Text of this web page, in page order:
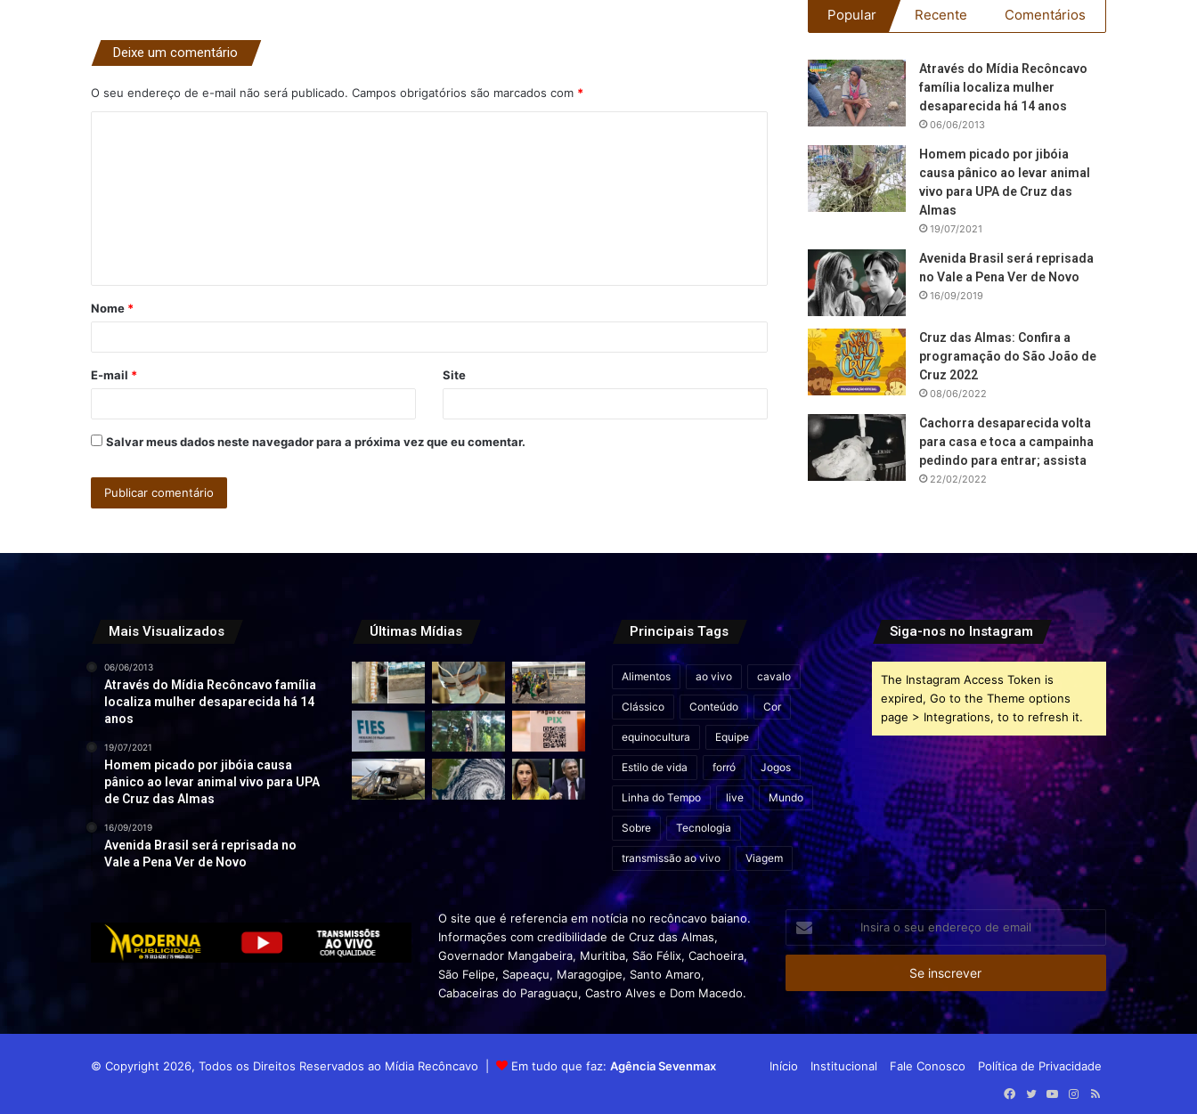
Deixe um comentário
O seu endereço de e-mail não será publicado. Campos obrigatórios são marcados com *
á
r
*
Nome *
E-mail * Site
Salvar meus dados neste navegador para a próxima vez que eu comentar.
Popular Recente Comentários
Através do Mídia Recôncavo
família localiza mulher
desaparecida há 14 anos
06/06/2013
Homem picado por jibóia
causa pânico ao levar animal
vivo para UPA de Cruz das
Almas
19/07/2021
Avenida Brasil será reprisada
no Vale a Pena Ver de Novo
16/09/2019
Cruz das Almas: Confira a
programação do São João de
Cruz 2022
08/06/2022
Cachorra desaparecida volta
para casa e toca a campainha
pedindo para entrar; assista
22/02/2022
Mais Visualizados
06/06/2013
Através do Mídia Recôncavo família
localiza mulher desaparecida há 14
anos
19/07/2021
Homem picado por jibóia causa
pânico ao levar animal vivo para UPA
de Cruz das Almas
16/09/2019
Avenida Brasil será reprisada no
Vale a Pena Ver de Novo
Últimas Mídias Principais Tags
Alimentos ao vivo cavalo
Clássico Conteúdo Cor
equinocultura Equipe
Estilo de vida forró Jogos
Linha do Tempo live Mundo
Sobre Tecnologia
transmissão ao vivo Viagem
Siga-nos no Instagram
The Instagram Access Token is
expired, Go to the Theme options
page > Integrations, to to refresh it.
O site que é referencia em notícia no recôncavo baiano.
Informações com credibilidade de Cruz das Almas,
Governador Mangabeira, Muritiba, São Félix, Cachoeira,
São Felipe, Sapeaçu, Maragogipe, Santo Amaro,
Cabaceiras do Paraguaçu, Castro Alves e Dom Macedo.
Insira
seu
de
email
© Copyright 2026, Todos os Direitos Reservados ao Mídia Recôncavo | Em tudo que faz:Agência Sevenmax Início Institucional Fale Conosco
Política de Privacidade
Facebook
TwitterYouTubeInstagram
RSS